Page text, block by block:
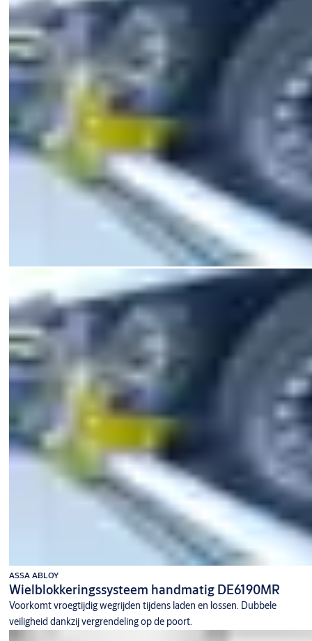
ASSA ABLOY
Wielblokkeringssysteem handmatig DE6190MR
Voorkomt vroegtijdig wegrijden tijdens laden en lossen. Dubbele
veiligheid dankzij vergrendeling op de poort.